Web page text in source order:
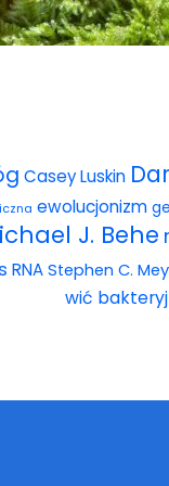
Casey Luskin
ewolucjonizm
J. Behe
RNA Stephen C.
wić